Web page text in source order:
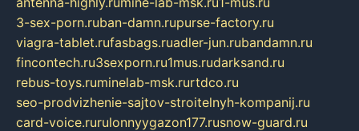
3-sex-porn.ruban-damn.rupurse-factory.ru
viagra-tablet.rufasbags.ruadler-jun.rubandamn.ru
fincontech.ru3sexporn.ru1mus.rudarksand.ru
rebus-toys.ruminelab-msk.rurtdco.ru
seo-prodvizhenie-sajtov-stroitelnyh-kompanij.ru
card-voice.rurulonnyygazon177.rusnow-guard.ru